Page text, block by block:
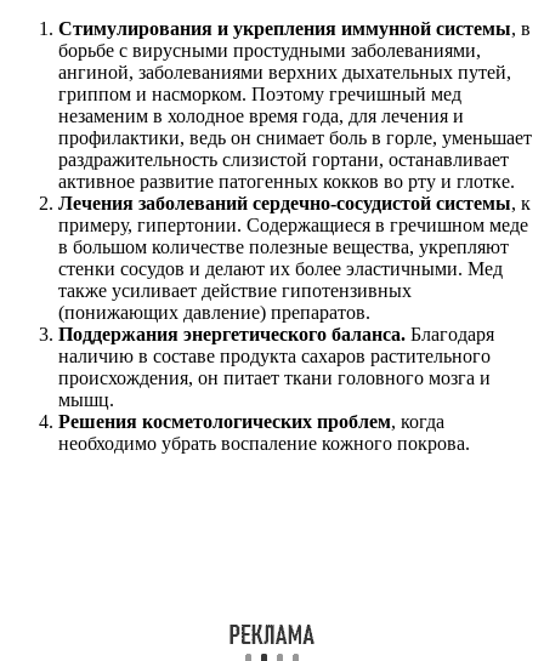
Стимулирования и укрепления иммунной системы, в
борьбе с вирусными простудными заболеваниями,
ангиной, заболеваниями верхних дыхательных путей,
гриппом и насморком. Поэтому гречишный мед
незаменим в холодное время года, для лечения и
профилактики, ведь он снимает боль в горле, уменьшает
раздражительность слизистой гортани, останавливает
активное развитие патогенных кокков во рту и глотке.
Лечения заболеваний сердечно-сосудистой системы, к
примеру, гипертонии. Содержащиеся в гречишном меде
в большом количестве полезные вещества, укрепляют
стенки сосудов и делают их более эластичными. Мед
также усиливает действие гипотензивных
(понижающих давление) препаратов.
Поддержания энергетического баланса. Благодаря
наличию в составе продукта сахаров растительного
происхождения, он питает ткани головного мозга и
мышц.
Решения косметологических проблем, когда
необходимо убрать воспаление кожного покрова.